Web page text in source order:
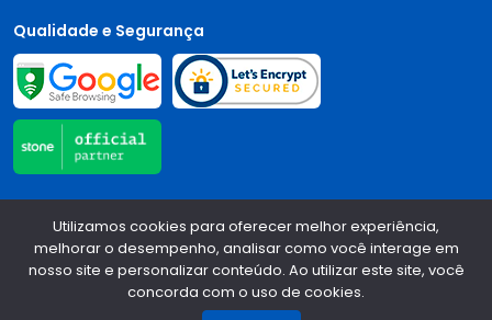
Qualidade e Segurança
Central Auto Peças - CNPJ: 90.196.999/0001-89
Todos os
direitos reservados.2026
Desenvolvido Por:
Utilizamos cookies para oferecer melhor experiência,
melhorar o desempenho, analisar como você interage em
nosso site e personalizar conteúdo. Ao utilizar este site, você
concorda com o uso de cookies.